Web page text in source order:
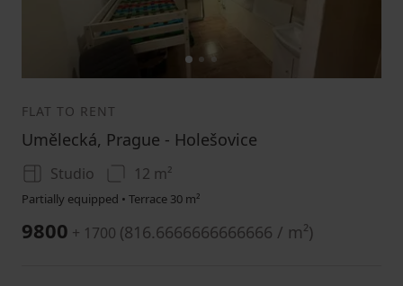
12 3
FLAT TO RENT
Umělecká, Prague - Holešovice
Studio 12 m²
Partially equipped • Terrace 30 m²
9800 + 1700 (816.6666666666666 / m²)